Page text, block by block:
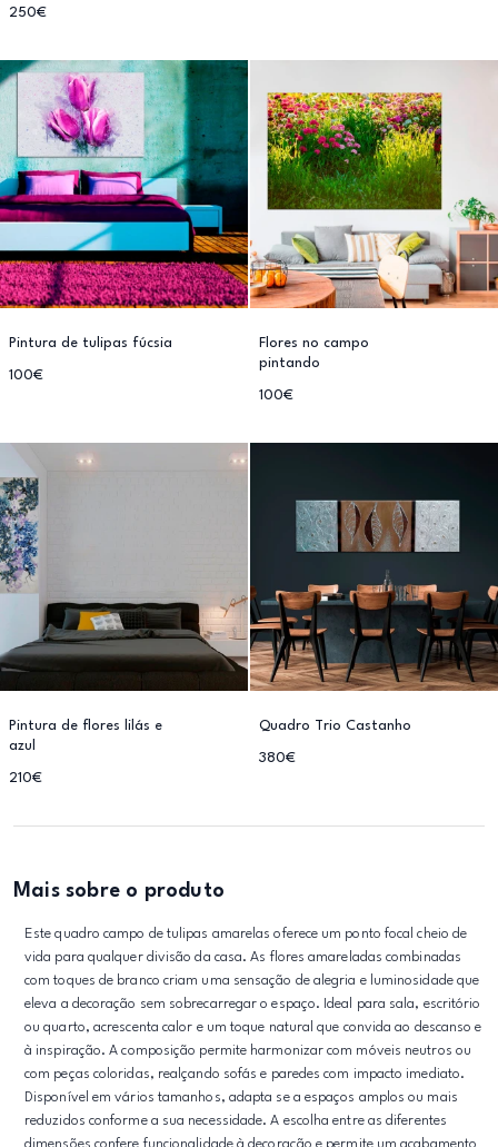
250€
Pintura de tulipas fúcsia
100€
Flores no campo
pintando
100€
Pintura de flores lilás e
azul
210€
Quadro Trio Castanho
380€
Mais sobre o produto
Este quadro campo de tulipas amarelas oferece um ponto focal cheio de
vida para qualquer divisão da casa. As flores amareladas combinadas
com toques de branco criam uma sensação de alegria e luminosidade que
eleva a decoração sem sobrecarregar o espaço. Ideal para sala, escritório
ou quarto, acrescenta calor e um toque natural que convida ao descanso e
à inspiração. A composição permite harmonizar com móveis neutros ou
com peças coloridas, realçando sofás e paredes com impacto imediato.
Disponível em vários tamanhos, adapta se a espaços amplos ou mais
reduzidos conforme a sua necessidade. A escolha entre as diferentes